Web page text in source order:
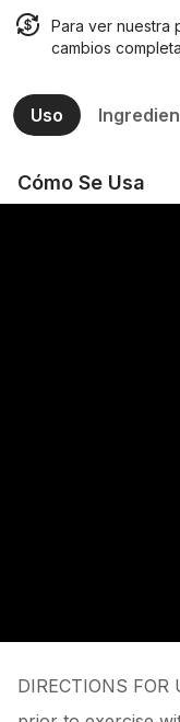
Para ver nuestra
cambios completa
Uso
Cómo Se Usa
DIRECTIONS